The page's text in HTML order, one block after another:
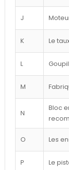
J
K Le
L
M
N
Bloc
O Les
P Le